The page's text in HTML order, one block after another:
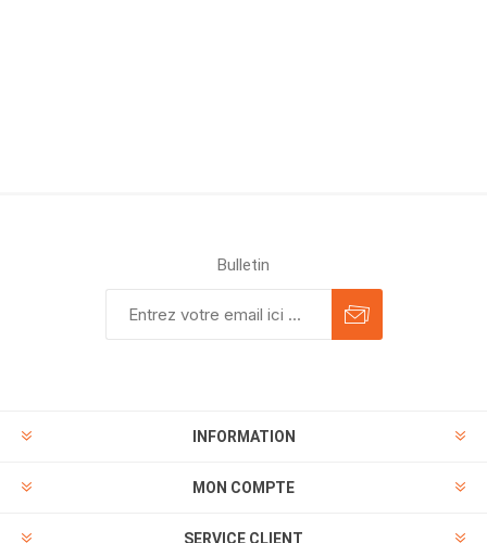
Bulletin
INFORMATION
MON COMPTE
SERVICE CLIENT